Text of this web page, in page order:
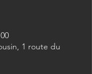
1 route du